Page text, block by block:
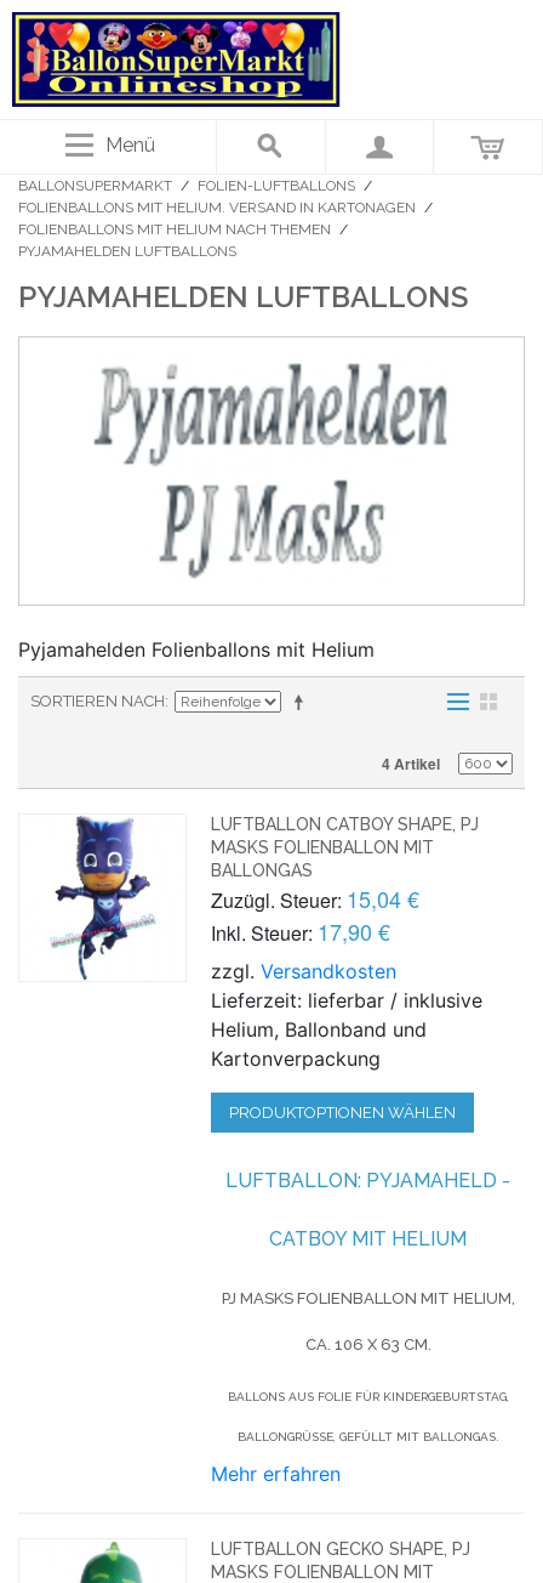
Menü
BALLONSUPERMARKT / FOLIEN-LUFTBALLONS /
FOLIENBALLONS MIT HELIUM. VERSAND IN KARTONAGEN /
FOLIENBALLONS MIT HELIUM NACH THEMEN /
PYJAMAHELDEN LUFTBALLONS
PYJAMAHELDEN LUFTBALLONS
Pyjamahelden Folienballons mit Helium
SORTIEREN NACH
4 Artikel
LUFTBALLON CATBOY SHAPE, PJ
MASKS FOLIENBALLON MIT
BALLONGAS
Zuzügl. Steuer: 15,04 €
Inkl. Steuer: 17,90 €
zzgl.Versandkosten
Lieferzeit: lieferbar / inklusive
Helium, Ballonband und
Kartonverpackung
PRODUKTOPTIONEN WÄHLEN
LUFTBALLON: PYJAMAHELD -
CATBOY MIT HELIUM
PJ MASKS FOLIENBALLON MIT HELIUM,
CA. 106 X 63 CM.
BALLONS AUS FOLIE FÜR KINDERGEBURTSTAG,
BALLONGRÜSSE, GEFÜLLT MIT BALLONGAS.
Mehr erfahren
LUFTBALLON GECKO SHAPE, PJ
MASKS FOLIENBALLON MIT